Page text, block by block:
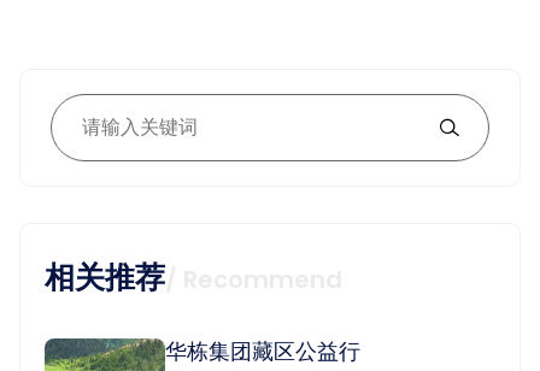
相关推荐
华栋集团藏区公益行